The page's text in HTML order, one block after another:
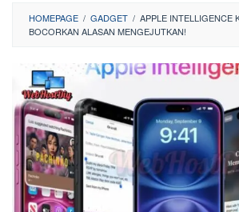
HOMEPAGE / GADGET / APPLE INTELLIGENCE
BOCORKAN ALASAN MENGEJUTKAN!